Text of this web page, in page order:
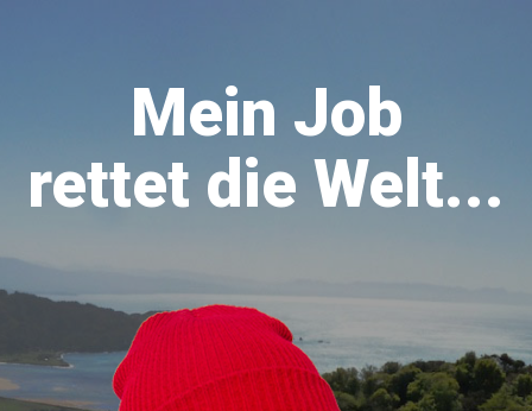
Mein Job
rettet die Welt...